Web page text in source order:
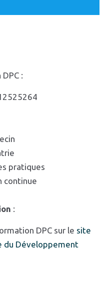
:
pratiques
continue
:
DPC sur le site
du Développement